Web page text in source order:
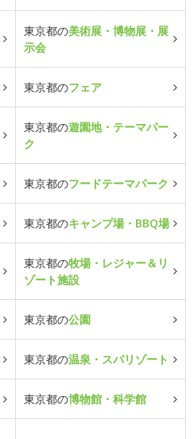
東京都の美術展・博物展・展
示会
東京都のフェア
東京都の遊園地・テーマパー
ク
東京都のフードテーマパーク
東京都のキャンプ場・BBQ場
東京都の牧場・レジャー＆リ
ゾート施設
東京都の公園
東京都の温泉・スパリゾート
東京都の博物館・科学館